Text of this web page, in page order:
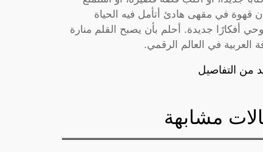
قهوة في مقهى هادئ أتأمل فيه الحياة
أفكارًا جديدة. أحلم بأن يصبح القلم منارة
العربية في العالم الرقمي.
من التفاصيل
مشابهة